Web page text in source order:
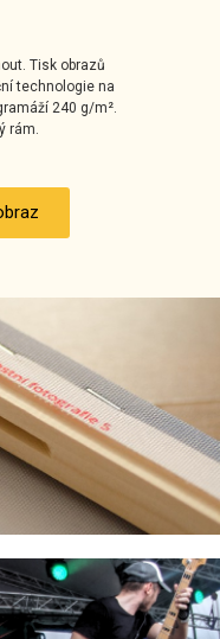
Tisk obrazů
technologie na
240 g/m².
rám.